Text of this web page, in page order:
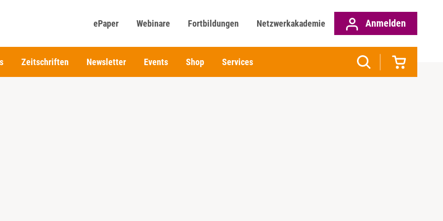
ePaper Webinare Fortbildungen Netzwerkakademie Anmelden
Zeitschriften Newsletter Events Shop Services